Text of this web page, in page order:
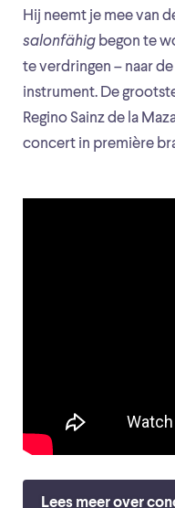
Hij neemt je mee van
salonfähig begon te
te verdringen – naar
instrument. De
Regino Sainz de la
concert in première
Lees meer over